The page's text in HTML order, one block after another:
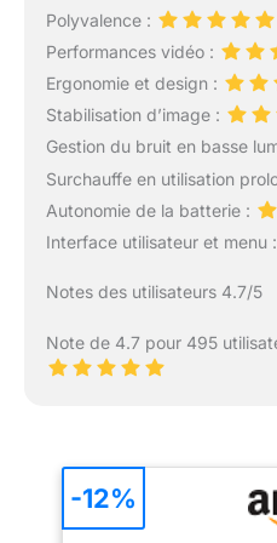
Polyvalence :
Performances vidéo :
Ergonomie et design :
Stabilisation d’image :
Gestion du bruit en basse
Surchauffe en utilisation
Autonomie de la batterie :
Interface utilisateur et menu :
Notes des utilisateurs 4.7/5
Note de 4.7 pour 495
-12%